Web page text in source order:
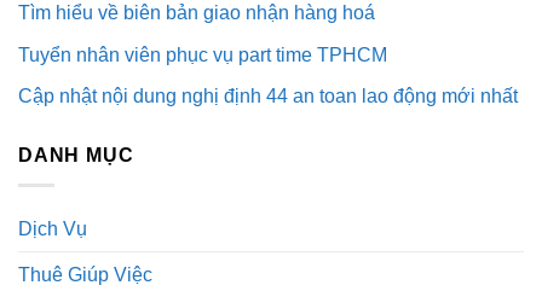
Tìm hiểu về biên bản giao nhận hàng hoá
Tuyển nhân viên phục vụ part time TPHCM
Cập nhật nội dung nghị định 44 an toan lao động mới nhất
DANH MỤC
Dịch Vụ
Thuê Giúp Việc